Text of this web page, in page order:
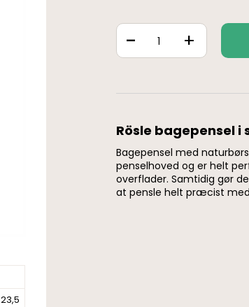
23,5
+
-
Rösle bagepensel i
Bagepensel med
penselhoved og er helt
overflader. Samtidig gør
at pensle helt præcist